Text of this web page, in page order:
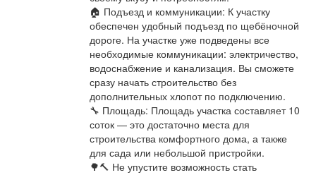
🏠 Подъезд и коммуникации: К участку
обеспечен удобный подъезд по щебёночной
дороге. На участке уже подведены все
необходимые коммуникации: электричество,
водоснабжение и канализация. Вы сможете
сразу начать строительство без
дополнительных хлопот по подключению.
🔧 Площадь: Площадь участка составляет 10
соток — это достаточно места для
строительства комфортного дома, а также
для сада или небольшой пристройки.
🌳🔨 Не упустите возможность стать